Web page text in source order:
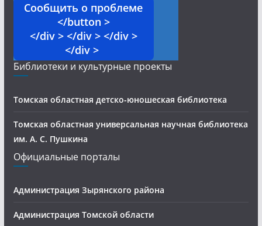
Сообщить о проблеме
</button >
</div > </div > </div >
</div >
Библиотеки и культурные проекты
Томская областная детско-юношеская библиотека
Томская областная универсальная научная библиотека
им. А. С. Пушкина
Официальные порталы
Администрация Зырянского района
Администрация Томской области